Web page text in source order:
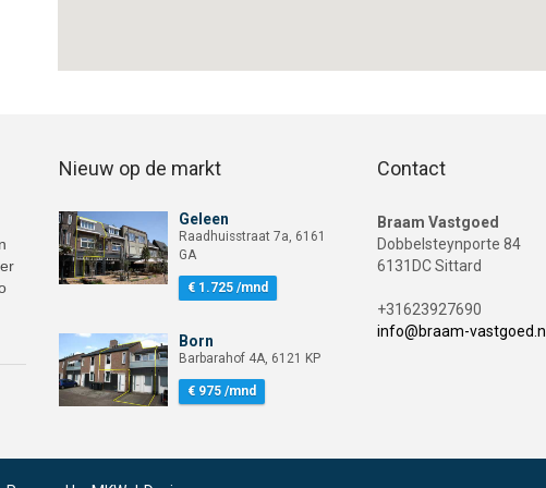
Nieuw op de markt
Bekijk woning Geleen Raadhuisstraat 7a
Geleen
Bekijk woning Geleen Raadhuisstraat 7a
Raadhuisstraat 7a, 6161
GA
€ 1.725 /mnd
Bekijk woning Born Barbarahof 4A
Born
Bekijk woning Born Barbarahof 4A
Barbarahof 4A, 6121 KP
€ 975 /mnd
Contact
Braam Vastgoed
Dobbelsteynporte 84
6131DC Sittard
+31623927690
info@braam-vastgoed.nl